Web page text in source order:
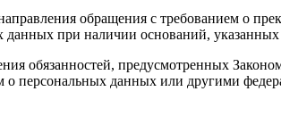
обращения с требованием о
данных при наличии оснований,
обязанностей, предусмотренных
персональных данных или другими